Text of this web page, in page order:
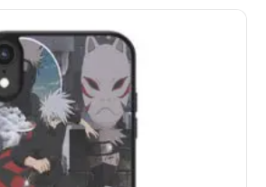
g
i
r
e
n
l
a
p
a
n
t
e
s
.
L
a
s
r
o
d
u
c
t